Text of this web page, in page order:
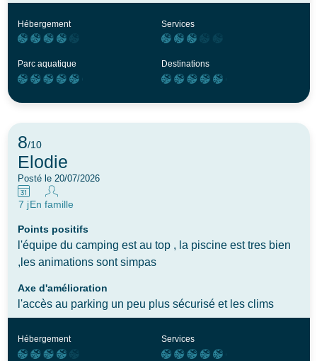
le séjour malgré que je sois venue deux fois
Hébergement Services
Parc aquatique Destinations
8/10
Elodie
Posté le 20/07/2026
7 jEn famille
Points positifs
l'équipe du camping est au top , la piscine est tres bien
,les animations sont simpas
Axe d'amélioration
l'accès au parking un peu plus sécurisé et les clims
Hébergement Services